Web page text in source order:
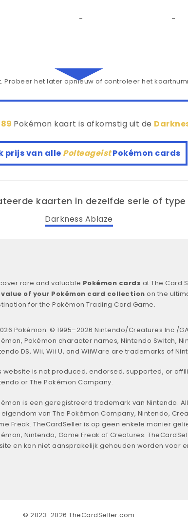
- -
het later opnieuw of controleer het
Pokémon kaart is afkomstig uit de
prijs van alle PolteageistPokémon cards
kaarten in dezelfde serie of type
Darkness Ablaze
rare and valuable Pokémon cards at The Card
value of your Pokémon card collection on the
for the Pokémon Trading Card Game.
Pokémon. © 1995–2026 Nintendo/Creatures Inc./
Pokémon character names, Nintendo Switch,
DS, Wii, Wii U, and WiiWare are trademarks of
website is not produced, endorsed, supported, or
or The Pokémon Company.
is een geregistreerd trademark van Nintendo.
eigendom van The Pokémon Company, Nintendo,
Freak. TheCardSeller is op geen enkele manier
Nintendo, Game Freak of Creatures.
en kan niet aansprakelijk gehouden worden voor
© 2023-2026 TheCardSeller.com